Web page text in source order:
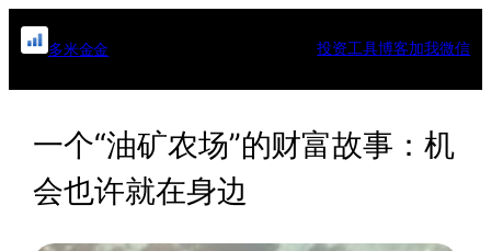
跳
至
多米金金 投资工具博客加我微信
一个“油矿农场”的财富故事：机
会也许就在身边